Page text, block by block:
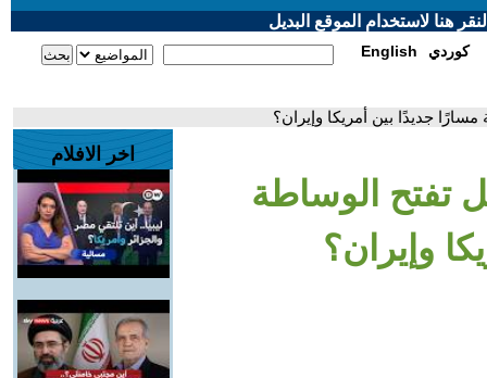
هنا لاستخدام الموقع البديل
English كوردي
جديدًا بين أمريكا وإيران؟
تفتح الوساطة
وإيران؟
اخر الافلام